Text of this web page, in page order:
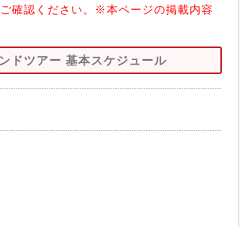
確認ください。※本ページの掲載内容
ドツアー 基本スケジュール